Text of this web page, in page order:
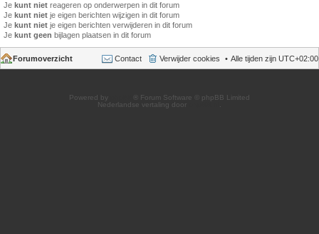
Je kunt niet reageren op onderwerpen in dit forum
Je kunt niet je eigen berichten wijzigen in dit forum
Je kunt niet je eigen berichten verwijderen in dit forum
Je kunt geen bijlagen plaatsen in dit forum
Forumoverzicht Alle tijden zijn UTC+02:00
Verwijder cookies
Contact
Powered by
® Forum Software © phpBB Limited
Nederlandse vertaling door